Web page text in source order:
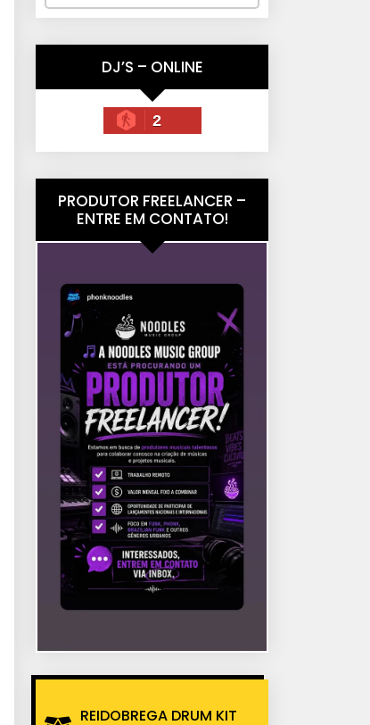
DJ’S – ONLINE
2
PRODUTOR FREELANCER –
ENTRE EM CONTATO!
REIDOBREGA DRUM KIT